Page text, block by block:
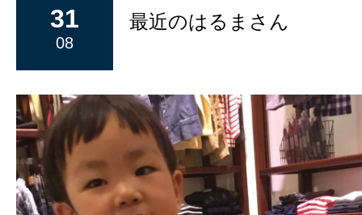
31
08
最近のはるまさん